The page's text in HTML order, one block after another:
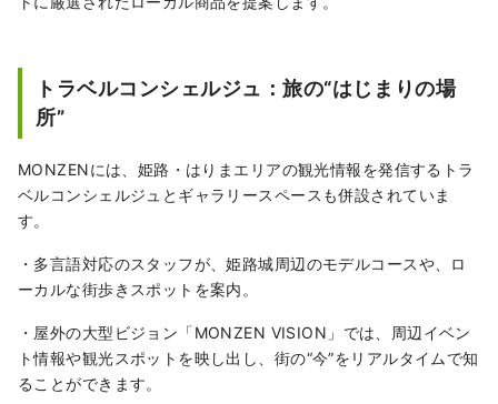
トラベルコンシェルジュ：旅の“はじまりの場
所”
MONZENには、姫路・はりまエリアの観光情報を発信するトラ
ベルコンシェルジュとギャラリースペースも併設されていま
す。
・多言語対応のスタッフが、姫路城周辺のモデルコースや、ロ
ーカルな街歩きスポットを案内。
・屋外の大型ビジョン「MONZEN VISION」では、周辺イベン
ト情報や観光スポットを映し出し、街の“今”をリアルタイムで知
ることができます。